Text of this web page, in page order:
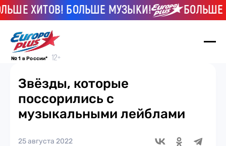
ХИТОВ! БОЛЬШЕ МУЗЫКИ! БОЛЬШЕ
№ 1 в России*
Звёзды, которые
поссорились с
музыкальными лейблами
25 августа 2022